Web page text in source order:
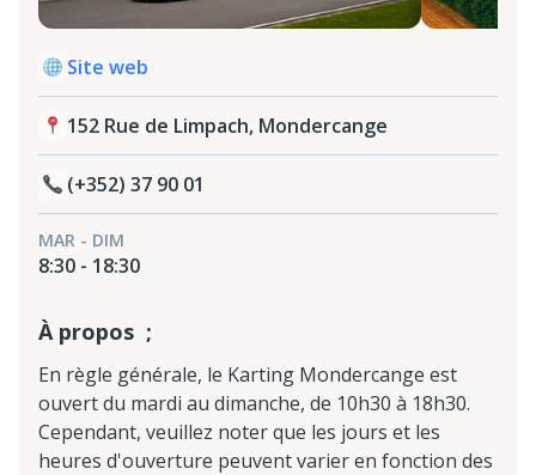
Site web
152 Rue de Limpach, Mondercange
(+352) 37 90 01
MAR - DIM
8:30 - 18:30
À propos ;
En règle générale, le Karting Mondercange est
ouvert du mardi au dimanche, de 10h30 à 18h30.
Cependant, veuillez noter que les jours et les
heures d'ouverture peuvent varier en fonction des